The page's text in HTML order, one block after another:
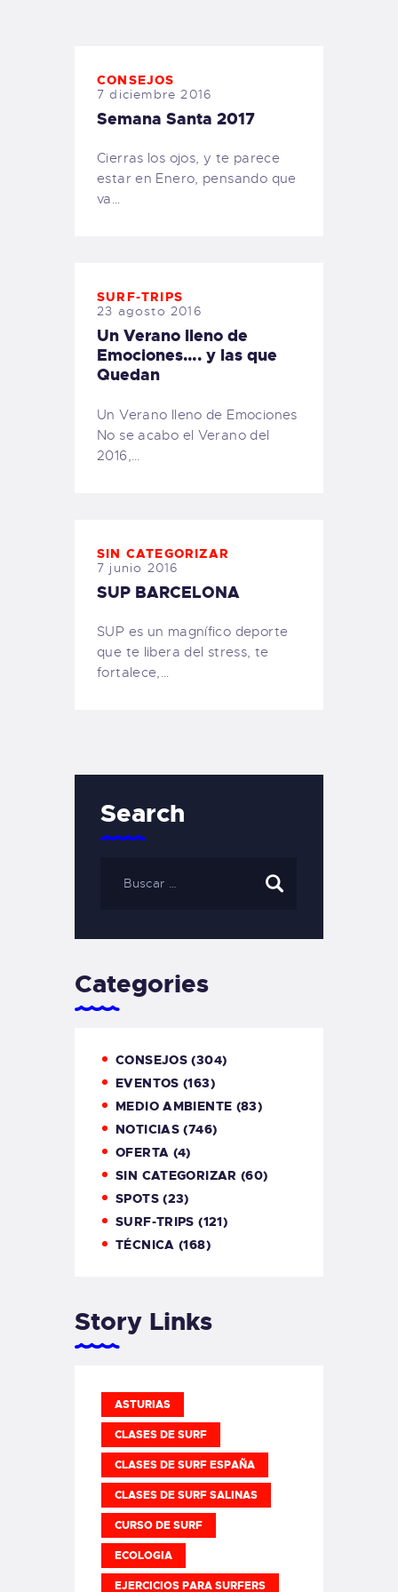
CONSEJOS
7 diciembre 2016
Semana Santa 2017
Cierras los ojos, y te parece
estar en Enero, pensando que
va…
SURF-TRIPS
23 agosto 2016
Un Verano lleno de
Emociones…. y las que
Quedan
Un Verano lleno de Emociones
No se acabo el Verano del
2016,…
SIN CATEGORIZAR
7 junio 2016
SUP BARCELONA
SUP es un magnífico deporte
que te libera del stress, te
fortalece,…
Search
Categories
CONSEJOS (304)
EVENTOS (163)
MEDIO AMBIENTE (83)
NOTICIAS (746)
OFERTA (4)
SIN CATEGORIZAR (60)
SPOTS(23)
SURF-TRIPS (121)
TÉCNICA (168)
Story Links
ASTURIAS
CLASES DE SURF
CLASES DE SURF ESPAÑA
CLASES DE SURF SALINAS
CURSO DE SURF
ECOLOGIA
EJERCICIOS PARA SURFERS